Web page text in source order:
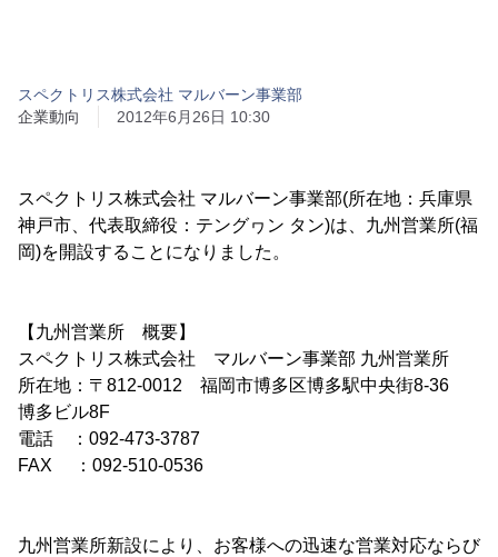
スペクトリス株式会社 マルバーン事業部
企業動向
2012年6月26日 10:30
スペクトリス株式会社 マルバーン事業部(所在地：兵庫県
神戸市、代表取締役：テングヮン タン)は、九州営業所(福
岡)を開設することになりました。
【九州営業所 概要】
スペクトリス株式会社 マルバーン事業部 九州営業所
所在地：〒812-0012 福岡市博多区博多駅中央街8-36
博多ビル8F
電話 ：092-473-3787
FAX ：092-510-0536
九州営業所新設により、お客様への迅速な営業対応ならび